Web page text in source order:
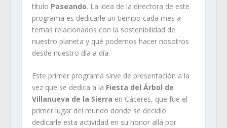
título Paseando. La idea de la directora de este
programa es dedicarle un tiempo cada mes a
temas relacionados con la sostenibilidad de
nuestro planeta y qué podemos hacer nosotros
desde nuestro día a día.
Este primer programa sirve de presentación a la
vez que se dedica a la Fiesta del Árbol de
Villanueva de la Sierra en Cáceres, que fue el
primer lugar del mundo donde se decidió
dedicarle esta actividad en su honor allá por